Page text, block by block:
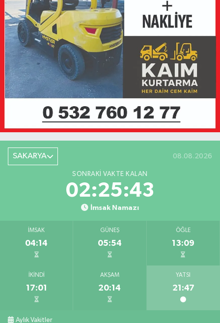
SAKARYA 08.08.2026
SONRAKI VAKTE KALAN
02:25:43
İmsak Namazı
İMSAK
04:14
GÜNEŞ
05:54
ÖĞLE
13:09
İKINDI
17:01
AKŞAM
20:14
YATSI
21:47
Aylık Vakitler